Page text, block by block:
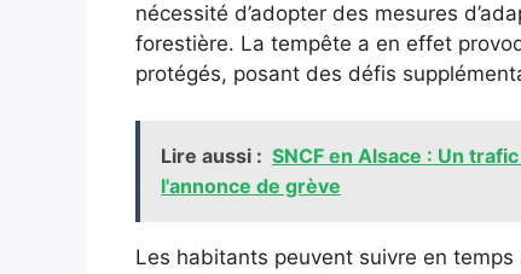
nécessité d’adopter des mesures
forestière. La tempête a en effet
protégés, posant des défis
Lire aussi : SNCF en Alsace : Un
l'annonce de grève
Les habitants peuvent suivre en